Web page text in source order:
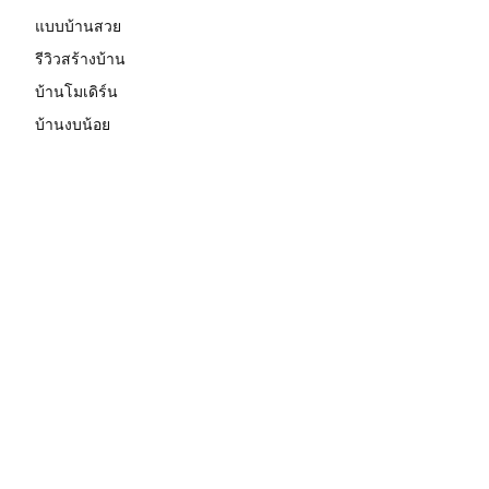
แบบบ้านสวย
รีวิวสร้างบ้าน
บ้านโมเดิร์น
บ้านงบน้อย